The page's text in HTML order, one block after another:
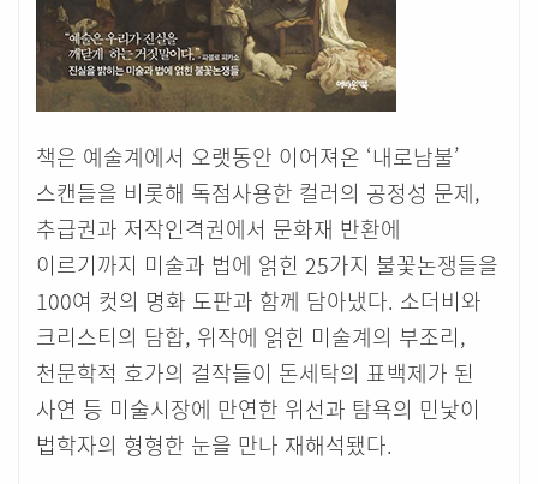
책은 예술계에서 오랫동안 이어져온 ‘내로남불’
스캔들을 비롯해 독점사용한 컬러의 공정성 문제,
추급권과 저작인격권에서 문화재 반환에
이르기까지 미술과 법에 얽힌 25가지 불꽃논쟁들을
100여 컷의 명화 도판과 함께 담아냈다. 소더비와
크리스티의 담합, 위작에 얽힌 미술계의 부조리,
천문학적 호가의 걸작들이 돈세탁의 표백제가 된
사연 등 미술시장에 만연한 위선과 탐욕의 민낯이
법학자의 형형한 눈을 만나 재해석됐다.